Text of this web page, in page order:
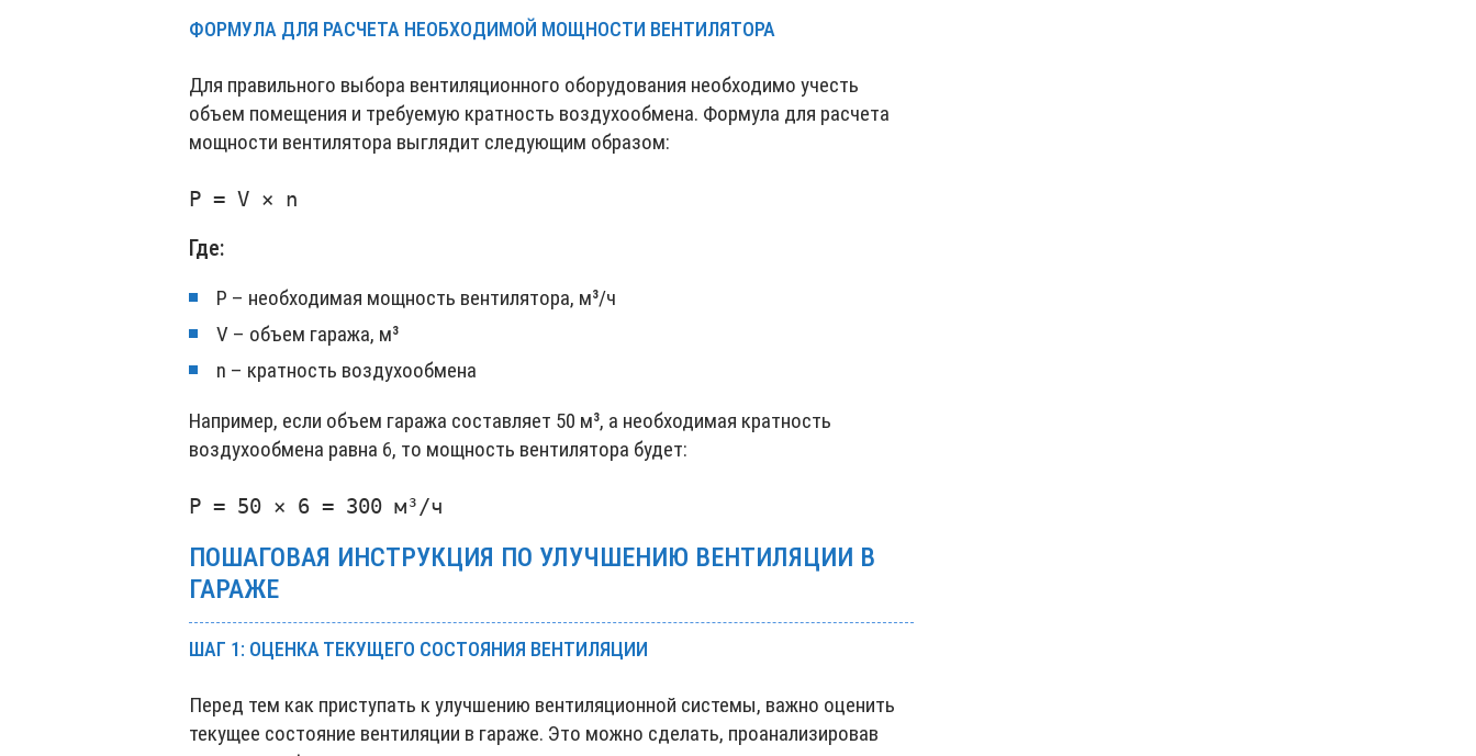
ФОРМУЛА ДЛЯ РАСЧЕТА НЕОБХОДИМОЙ МОЩНОСТИ ВЕНТИЛЯТОРА
Для правильного выбора вентиляционного оборудования необходимо учесть
объем помещения и требуемую кратность воздухообмена. Формула для расчета
мощности вентилятора выглядит следующим образом:
Где:
P – необходимая мощность вентилятора, м³/ч
V – объем гаража, м³
n – кратность воздухообмена
Например, если объем гаража составляет 50 м³, а необходимая кратность
воздухообмена равна 6, то мощность вентилятора будет:
ПОШАГОВАЯ ИНСТРУКЦИЯ ПО УЛУЧШЕНИЮ ВЕНТИЛЯЦИИ В
ГАРАЖЕ
ШАГ 1: ОЦЕНКА ТЕКУЩЕГО СОСТОЯНИЯ ВЕНТИЛЯЦИИ
Перед тем как приступать к улучшению вентиляционной системы, важно оценить
текущее состояние вентиляции в гараже. Это можно сделать, проанализировав